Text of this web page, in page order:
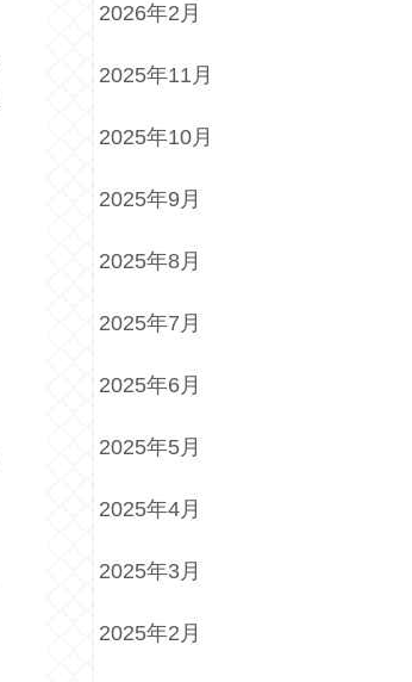
2026年2月
2025年11月
2025年10月
2025年9月
2025年8月
2025年7月
2025年6月
2025年5月
2025年4月
2025年3月
2025年2月